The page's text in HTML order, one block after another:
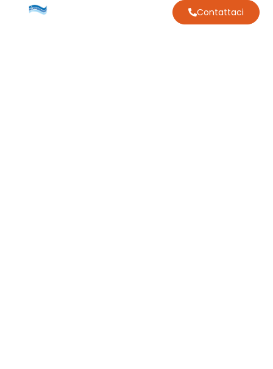
Contattaci